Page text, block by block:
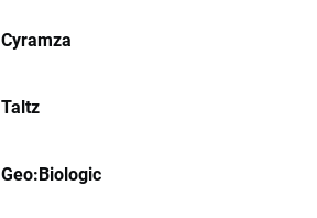
Cyramza
Taltz
Geo:Biologic